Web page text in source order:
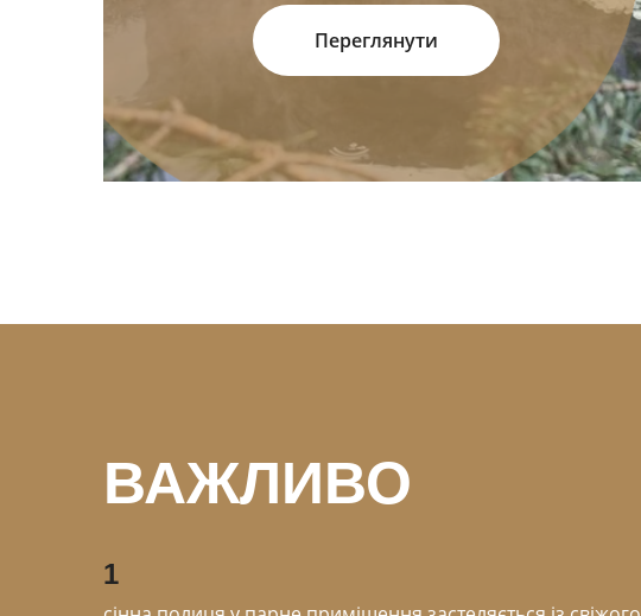
Переглянути
ВАЖЛИВО
1